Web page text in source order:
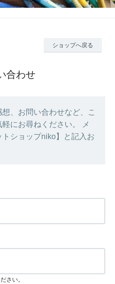
ショップへ戻る
合わせ
、お問い合わせなど、こ
にお尋ねください。 メ
ショップniko】と記入お
さい。